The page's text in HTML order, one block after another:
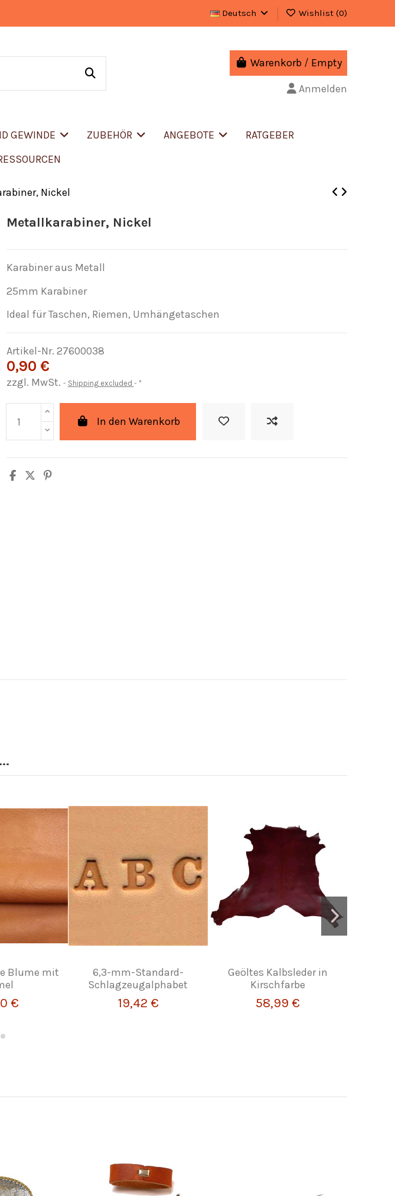
Deutsch Wishlist (0)
Warenkorb / Empty
Anmelden
GEWINDE ZUBEHÖR ANGEBOTE
RATGEBER
Nickel
Metallkarabiner, Nickel
Karabiner aus Metall
25mm Karabiner
Ideal für Taschen, Riemen, Umhängetaschen
Artikel-Nr. 27600038
0,90 €
zzgl. MwSt. Shipping excluded *
In den Warenkorb
Blume mit
€
6,3-mm-Standard-
Schlagzeugalphabet
19,42 €
Geöltes Kalbsleder in
Kirschfarbe
58,99 €